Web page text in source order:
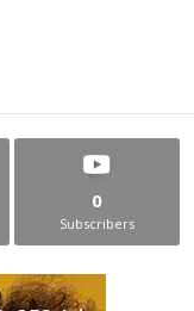
0
Subscribers